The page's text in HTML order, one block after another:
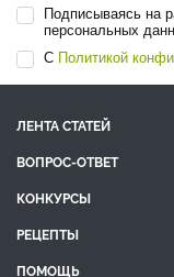
Подписываясь на
персональных
С Политикой
ЛЕНТА СТАТЕЙ
ВОПРОС-ОТВЕТ
КОНКУРСЫ
РЕЦЕПТЫ
ПОМОЩЬ